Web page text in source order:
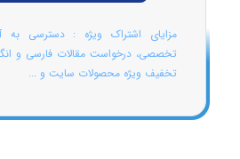
مزایای اشتراک ویژه : دسترسی به
تخصصی، درخواست مقالات فارسی و
تخفیف ویژه محصولات سایت و ...